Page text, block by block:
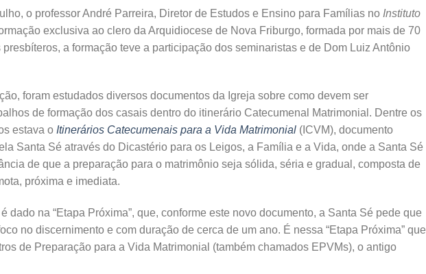
o professor André Parreira, Diretor de Estudos e Ensino para Famílias no Instituto
exclusiva ao clero da Arquidiocese de Nova Friburgo, formada por mais de 70
a formação teve a participação dos seminaristas e de Dom Luiz Antônio
foram estudados diversos documentos da Igreja sobre como devem ser
de formação dos casais dentro do itinerário Catecumenal Matrimonial. Dentre os
estava o Itinerários Catecumenais para a Vida Matrimonial (ICVM), documento
Santa Sé através do Dicastério para os Leigos, a Família e a Vida, onde a Santa Sé
de que a preparação para o matrimônio seja sólida, séria e gradual, composta de
próxima e imediata.
dado na “Etapa Próxima”, que, conforme este novo documento, a Santa Sé pede que
no discernimento e com duração de cerca de um ano. É nessa “Etapa Próxima” que
de Preparação para a Vida Matrimonial (também chamados EPVMs), o antigo